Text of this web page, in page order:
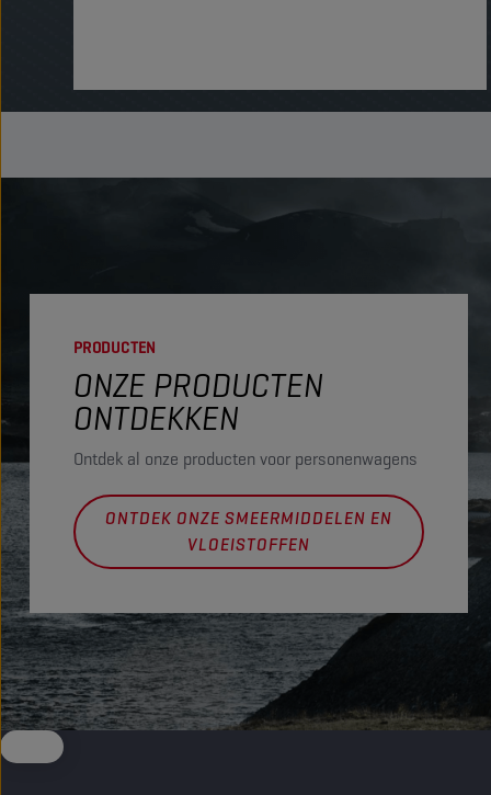
PRODUCTEN
ONZE PRODUCTEN
ONTDEKKEN
Ontdek al onze producten voor personenwagens
ONTDEK ONZE SMEERMIDDELEN EN
VLOEISTOFFEN